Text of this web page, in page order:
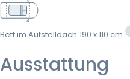
Bett im Aufstelldach 190 x 110 cm
Ausstattung